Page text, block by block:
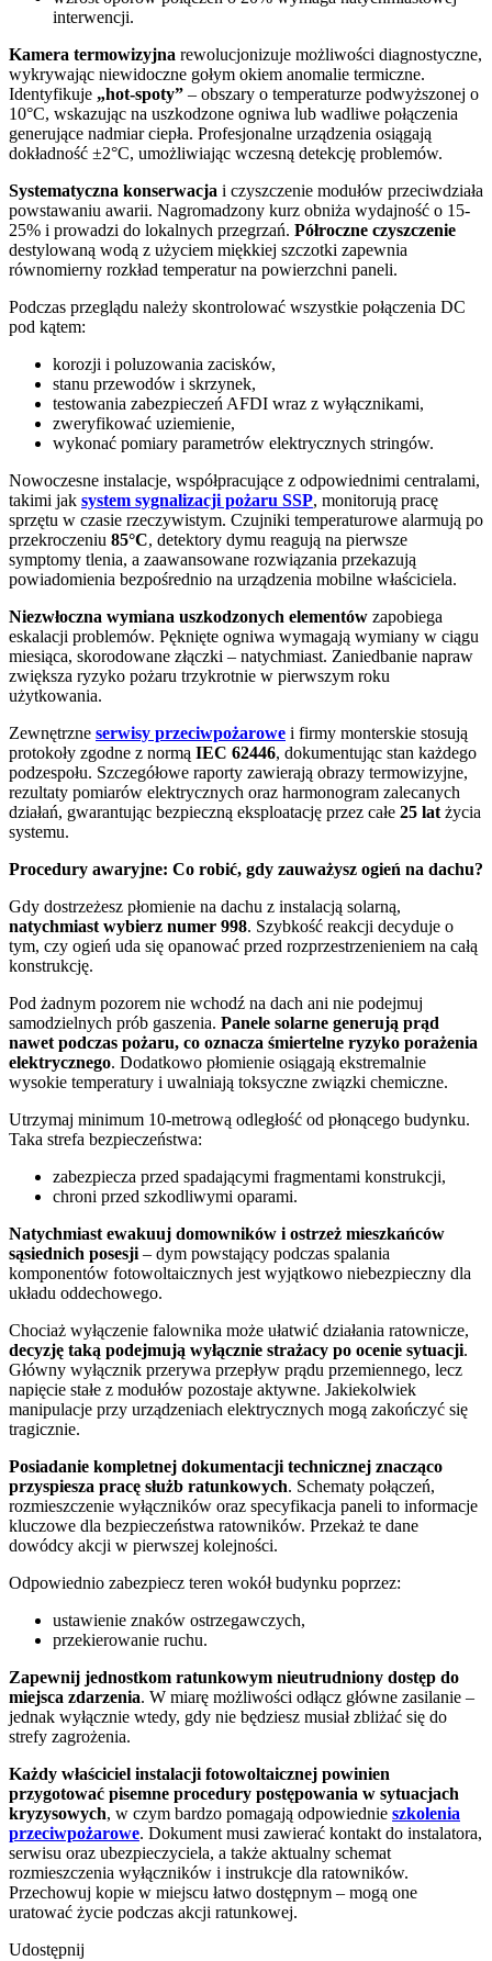
interwencji.
Kamera termowizyjna rewolucjonizuje możliwości diagnostyczne,
wykrywając niewidoczne gołym okiem anomalie termiczne.
Identyfikuje „hot-spoty” – obszary o temperaturze podwyższonej o
10°C, wskazując na uszkodzone ogniwa lub wadliwe połączenia
generujące nadmiar ciepła. Profesjonalne urządzenia osiągają
dokładność ±2°C, umożliwiając wczesną detekcję problemów.
Systematyczna konserwacja i czyszczenie modułów przeciwdziała
powstawaniu awarii. Nagromadzony kurz obniża wydajność o 15-
25% i prowadzi do lokalnych przegrzań. Półroczne czyszczenie
destylowaną wodą z użyciem miękkiej szczotki zapewnia
równomierny rozkład temperatur na powierzchni paneli.
Podczas przeglądu należy skontrolować wszystkie połączenia DC
pod kątem:
korozji i poluzowania zacisków,
stanu przewodów i skrzynek,
testowania zabezpieczeń AFDI wraz z wyłącznikami,
zweryfikować uziemienie,
wykonać pomiary parametrów elektrycznych stringów.
Nowoczesne instalacje, współpracujące z odpowiednimi centralami,
takimi jak system sygnalizacji pożaru SSP, monitorują pracę
sprzętu w czasie rzeczywistym. Czujniki temperaturowe alarmują po
przekroczeniu 85°C, detektory dymu reagują na pierwsze
symptomy tlenia, a zaawansowane rozwiązania przekazują
powiadomienia bezpośrednio na urządzenia mobilne właściciela.
Niezwłoczna wymiana uszkodzonych elementów zapobiega
eskalacji problemów. Pęknięte ogniwa wymagają wymiany w ciągu
miesiąca, skorodowane złączki – natychmiast. Zaniedbanie napraw
zwiększa ryzyko pożaru trzykrotnie w pierwszym roku
użytkowania.
Zewnętrzne serwisy przeciwpożarowe i firmy monterskie stosują
protokoły zgodne z normą IEC 62446, dokumentując stan każdego
podzespołu. Szczegółowe raporty zawierają obrazy termowizyjne,
rezultaty pomiarów elektrycznych oraz harmonogram zalecanych
działań, gwarantując bezpieczną eksploatację przez całe 25 lat życia
systemu.
Procedury awaryjne: Co robić, gdy zauważysz ogień na dachu?
Gdy dostrzeżesz płomienie na dachu z instalacją solarną,
natychmiast wybierz numer 998. Szybkość reakcji decyduje o
tym, czy ogień uda się opanować przed rozprzestrzenieniem na całą
konstrukcję.
Pod żadnym pozorem nie wchodź na dach ani nie podejmuj
samodzielnych prób gaszenia. Panele solarne generują prąd
nawet podczas pożaru, co oznacza śmiertelne ryzyko porażenia
elektrycznego. Dodatkowo płomienie osiągają ekstremalnie
wysokie temperatury i uwalniają toksyczne związki chemiczne.
Utrzymaj minimum 10-metrową odległość od płonącego budynku.
Taka strefa bezpieczeństwa:
zabezpiecza przed spadającymi fragmentami konstrukcji,
chroni przed szkodliwymi oparami.
Natychmiast ewakuuj domowników i ostrzeż mieszkańców
sąsiednich posesji – dym powstający podczas spalania
komponentów fotowoltaicznych jest wyjątkowo niebezpieczny dla
układu oddechowego.
Chociaż wyłączenie falownika może ułatwić działania ratownicze,
decyzję taką podejmują wyłącznie strażacy po ocenie sytuacji.
Główny wyłącznik przerywa przepływ prądu przemiennego, lecz
napięcie stałe z modułów pozostaje aktywne. Jakiekolwiek
manipulacje przy urządzeniach elektrycznych mogą zakończyć się
tragicznie.
Posiadanie kompletnej dokumentacji technicznej znacząco
przyspiesza pracę służb ratunkowych. Schematy połączeń,
rozmieszczenie wyłączników oraz specyfikacja paneli to informacje
kluczowe dla bezpieczeństwa ratowników. Przekaż te dane
dowódcy akcji w pierwszej kolejności.
Odpowiednio zabezpiecz teren wokół budynku poprzez:
ustawienie znaków ostrzegawczych,
przekierowanie ruchu.
Zapewnij jednostkom ratunkowym nieutrudniony dostęp do
miejsca zdarzenia. W miarę możliwości odłącz główne zasilanie –
jednak wyłącznie wtedy, gdy nie będziesz musiał zbliżać się do
strefy zagrożenia.
Każdy właściciel instalacji fotowoltaicznej powinien
przygotować pisemne procedury postępowania w sytuacjach
kryzysowych, w czym bardzo pomagają odpowiednie szkolenia
przeciwpożarowe. Dokument musi zawierać kontakt do instalatora,
serwisu oraz ubezpieczyciela, a także aktualny schemat
rozmieszczenia wyłączników i instrukcje dla ratowników.
Przechowuj kopie w miejscu łatwo dostępnym – mogą one
uratować życie podczas akcji ratunkowej.
Udostępnij